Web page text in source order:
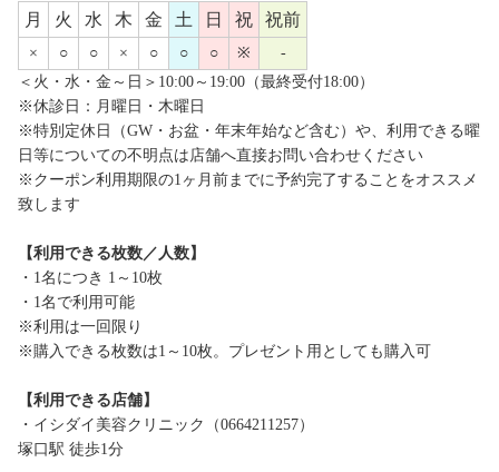
月 火 水 木 金 土 日 祝 祝前
× ○ ○ × ○ ○ ○ ※
-
＜火・水・金～日＞10:00～19:00（最終受付18:00）
※休診日：月曜日・木曜日
※特別定休日（GW・お盆・年末年始など含む）や、利用できる曜
日等についての不明点は店舗へ直接お問い合わせください
※クーポン利用期限の1ヶ月前までに予約完了することをオススメ
致します
【利用できる枚数／人数】
・1名につき 1～10枚
・1名で利用可能
※利用は一回限り
※購入できる枚数は1～10枚。プレゼント用としても購入可
【利用できる店舗】
・イシダイ美容クリニック（0664211257）
塚口駅 徒歩1分